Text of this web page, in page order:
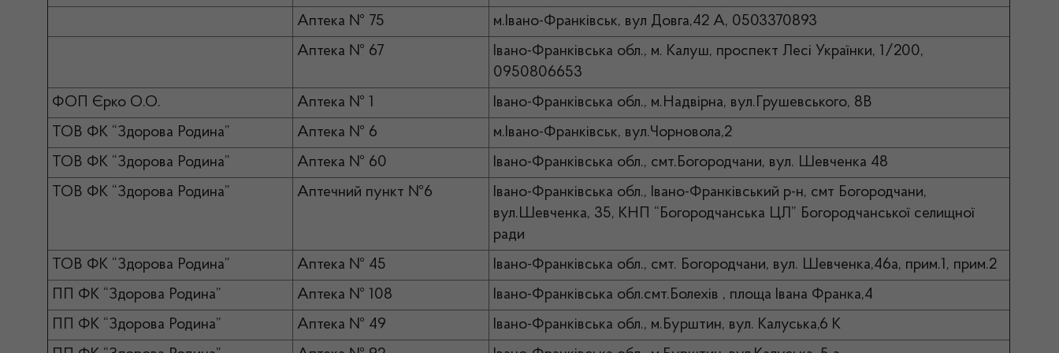
Аптека № 75
м.Івано-Франківськ, вул Довга,42 А, 0503370893
Аптека № 67
Івано-Франківська обл., м. Калуш, проспект Лесі Українки, 1/200,
0950806653
ФОП Єрко О.О.
Аптека № 1
Івано-Франківська обл., м.Надвірна, вул.Грушевського, 8В
ТОВ ФК “Здорова Родина”
Аптека № 6
м.Івано-Франківськ, вул.Чорновола,2
ТОВ ФК “Здорова Родина”
Аптека № 60
Івано-Франківська обл., смт.Богородчани, вул. Шевченка 48
ТОВ ФК “Здорова Родина”
Аптечний пункт №6
Івано-Франківська обл., Івано-Франківський р-н, смт Богородчани,
вул.Шевченка, 35, КНП “Богородчанська ЦЛ” Богородчанської селищної
ради
ТОВ ФК “Здорова Родина”
Аптека № 45
Івано-Франківська обл., смт. Богородчани, вул. Шевченка,46а, прим.1, прим.2
ПП ФК “Здорова Родина”
Аптека № 108
Івано-Франківська обл.смт.Болехів , площа Івана Франка,4
ПП ФК “Здорова Родина”
Аптека № 49
Івано-Франківська обл., м.Бурштин, вул. Калуська,6 К